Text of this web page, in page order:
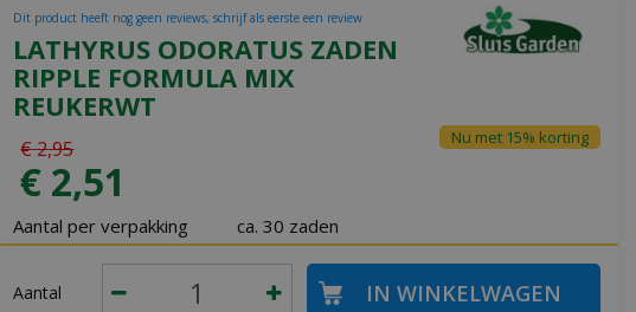
LATHYRUS ODORATUS ZADEN
RIPPLE FORMULA MIX
REUKERWT
Dit product heeft nog geen reviews, schrijf als eerste een review
€2,95
€ 2,51
Nu met 15% korting
Aantal per verpakking ca. 30 zaden
Aantal